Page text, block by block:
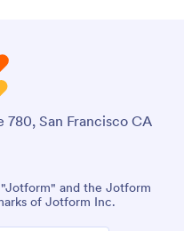
San Francisco CA
and the Jotform
of Jotform Inc.